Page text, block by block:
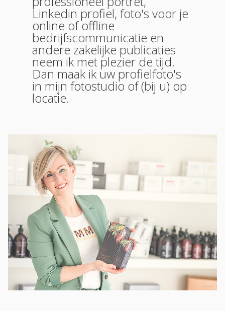
Linkedin profiel, foto's voor je
online of offline
bedrijfscommunicatie en
andere zakelijke publicaties
neem ik met plezier de tijd.
Dan maak ik uw profielfoto's
in mijn fotostudio of (bij u) op
locatie.